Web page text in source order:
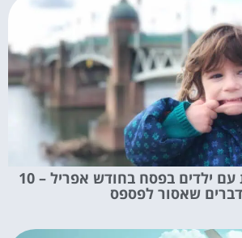
הולנד למשפחות עם ילדים בפסח בחודש אפריל – 10
שאסור לפספס